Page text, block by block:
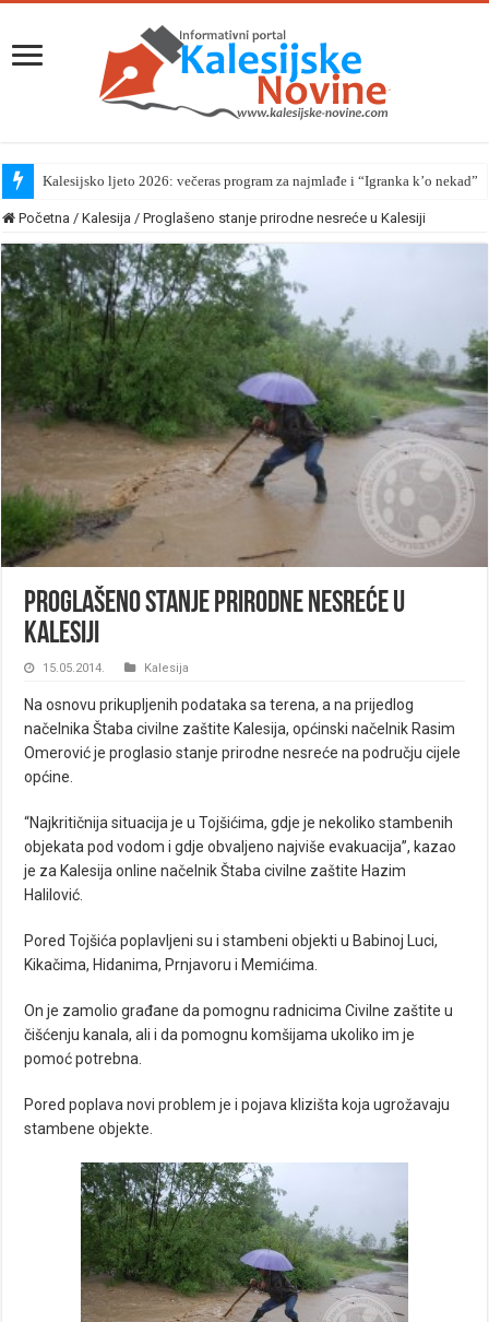
Kalesijsko ljeto 2026: večeras program za najmlađe i “Igranka k’o nekad”
Početna / Kalesija / Proglašeno stanje prirodne nesreće u Kalesiji
Proglašeno stanje prirodne nesreće u
Kalesiji
15.05.2014. Kalesija
Na osnovu prikupljenih podataka sa terena, a na prijedlog
načelnika Štaba civilne zaštite Kalesija, općinski načelnik Rasim
Omerović je proglasio stanje prirodne nesreće na području cijele
općine.
“Najkritičnija situacija je u Tojšićima, gdje je nekoliko stambenih
objekata pod vodom i gdje obvaljeno najviše evakuacija”, kazao
je za Kalesijaonline načelnik Štaba civilne zaštite Hazim
Halilović.
Pored Tojšića poplavljeni su i stambeni objekti u Babinoj Luci,
Kikačima, Hidanima, Prnjavoru i Memićima.
On je zamolio građane da pomognu radnicima Civilne zaštite u
čišćenju kanala, ali i da pomognu komšijama ukoliko im je
pomoć potrebna.
Pored poplava novi problem je i pojava klizišta koja ugrožavaju
stambene objekte.